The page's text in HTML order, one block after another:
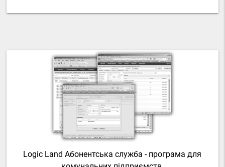
Logic Land Абонентська служба - програма для